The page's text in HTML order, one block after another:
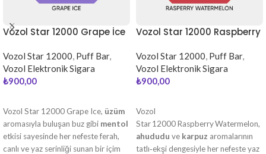
Vozol Star 12000 Grape İce
Vozol Star 12000, Puff Bar,
Vozol Elektronik Sigara
₺900,00
Vozol Star 12000 Grape Ice, üzüm
aromasıyla buluşan buz gibi mentol
etkisi sayesinde her nefeste ferah,
canlı ve yaz serinliği sunan bir içim
Vozol Star 12000 Raspberry
Vozol Star 12000, Puff Bar,
Vozol Elektronik Sigara
₺900,00
Vozol
Star 12000 Raspberry Watermelon,
ahududu ve karpuz aromalarının
tatlı‑ekşi dengesiyle her nefeste yaz